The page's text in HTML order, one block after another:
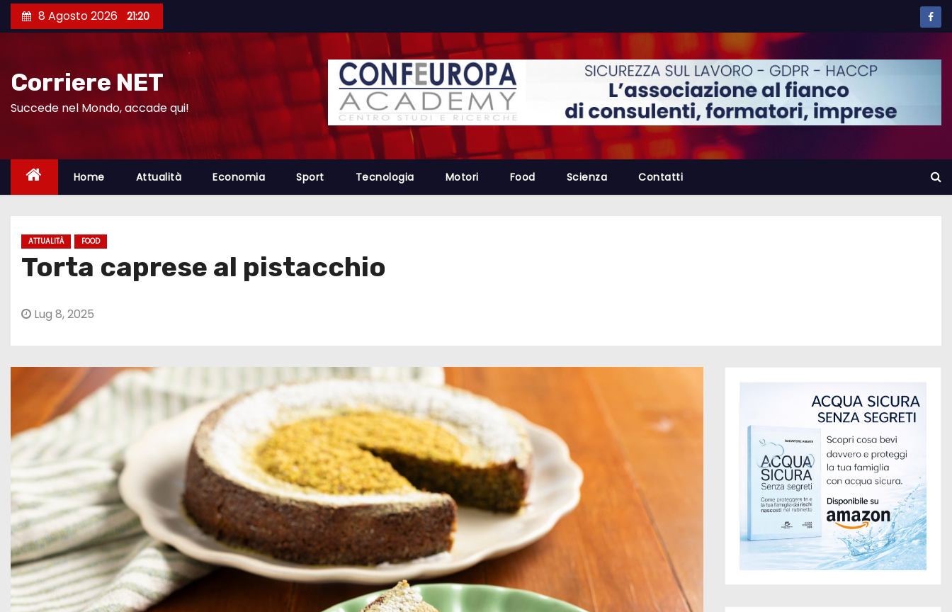
a
8 Agosto 2026 21:20
Corriere NET
Succede nel Mondo, accade qui!
Home Attualità Economia Sport Tecnologia Motori Food Scienza Contatti
ATTUALITÀ FOOD
Torta caprese al pistacchio
Lug 8, 2025